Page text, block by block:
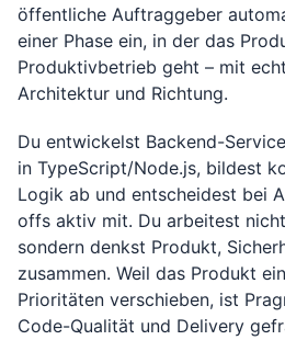
öffentliche Auftraggeber
einer Phase ein, in der das
Produktivbetrieb geht – mit
Architektur und Richtung.
Du entwickelst Backend-
in TypeScript/Node.js, bildest
Logik ab und entscheidest bei
offs aktiv mit. Du arbeitest
sondern denkst Produkt,
zusammen. Weil das Produkt
Prioritäten verschieben, ist
Code-Qualität und Delivery